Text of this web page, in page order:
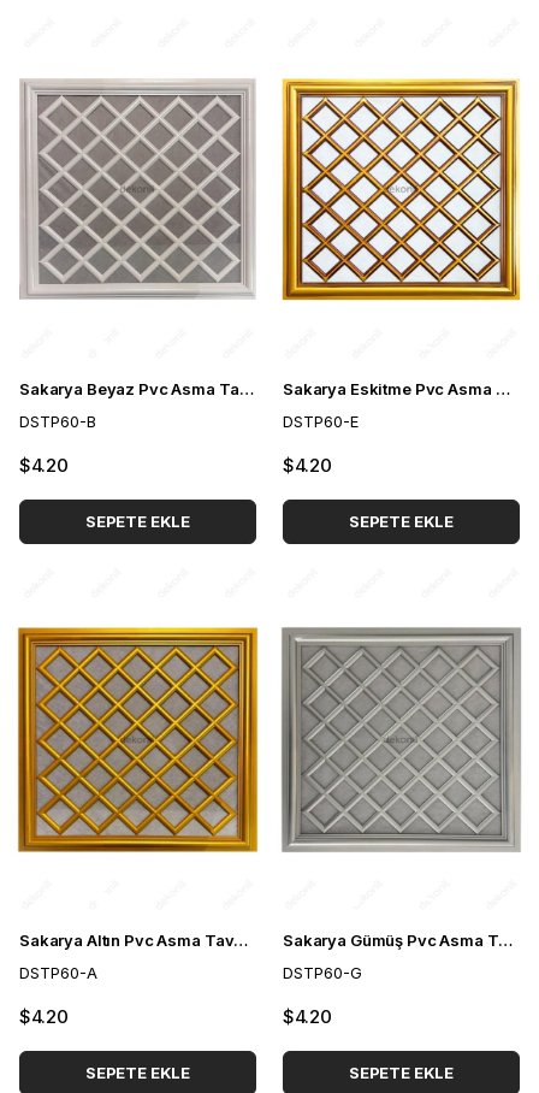
Sakarya Beyaz Pvc Asma Tavan Paneli 60*60 cm
DSTP60-B
$4.20
SEPETE EKLE
Sakarya Eskitme Pvc Asma Tavan Paneli 60*60 cm
DSTP60-E
$4.20
SEPETE EKLE
Sakarya Altın Pvc Asma Tavan Paneli 60*60 cm
DSTP60-A
$4.20
SEPETE EKLE
Sakarya Gümüş Pvc Asma Tavan Paneli 60*60 cm
DSTP60-G
$4.20
SEPETE EKLE